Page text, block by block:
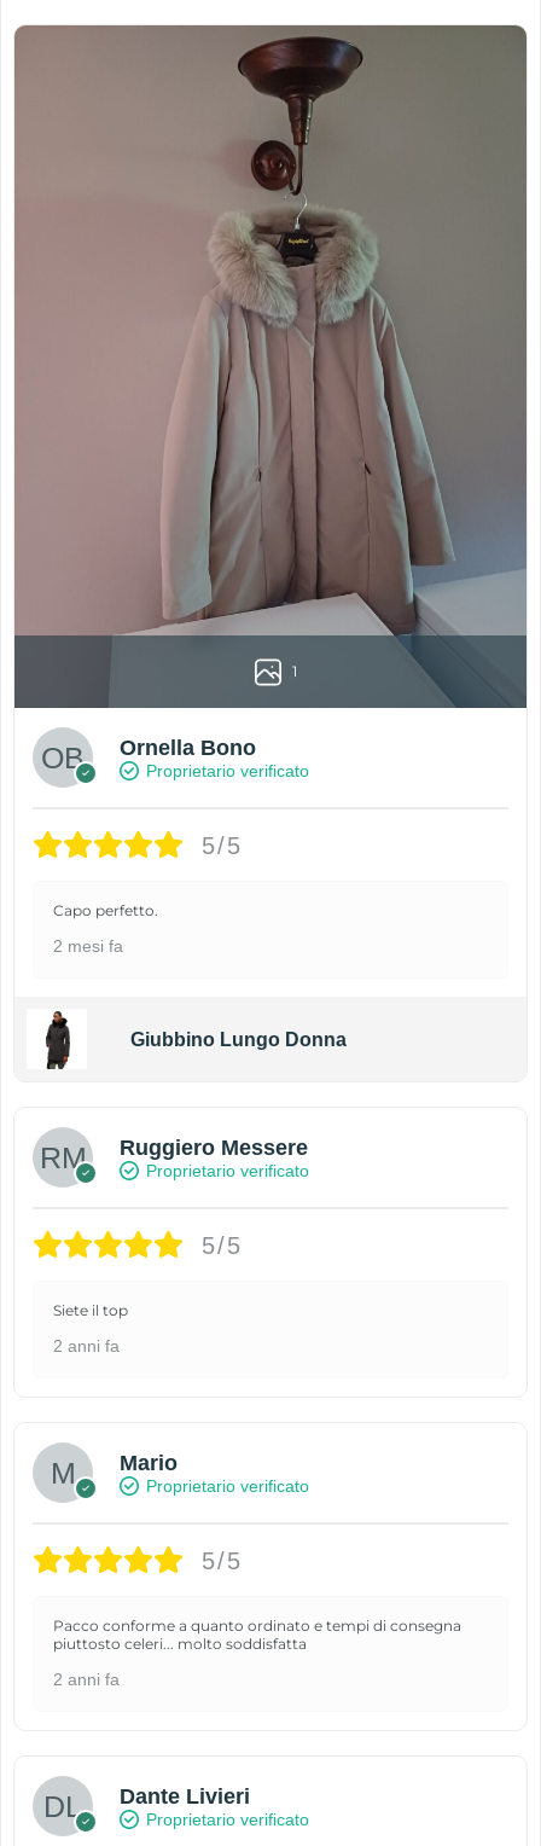
1
Ornella Bono
Proprietario verificato
5/5
Capo perfetto.
2 mesi fa
Giubbino Lungo Donna
Ruggiero Messere
Proprietario verificato
5/5
Siete il top
2 anni fa
Mario
Proprietario verificato
5/5
Pacco conforme a quanto ordinato e tempi di consegna
piuttosto celeri... molto soddisfatta
2 anni fa
Dante Livieri
Proprietario verificato